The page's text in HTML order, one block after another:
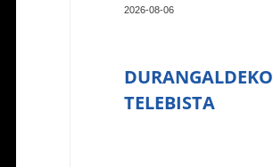
2026-08-06
DURANGALDEKO
TELEBISTA